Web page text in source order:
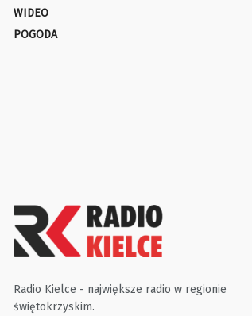
WIDEO
POGODA
Radio Kielce - największe radio w regionie
świętokrzyskim.